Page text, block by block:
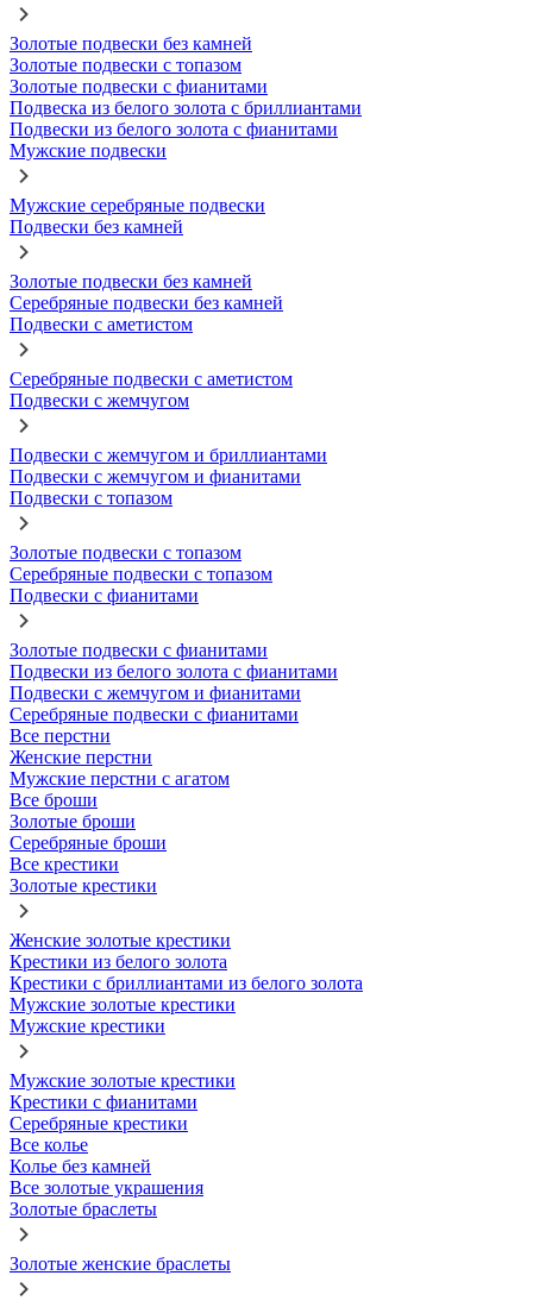
Золотые подвески без камней
Золотые подвески с топазом
Золотые подвески с фианитами
Подвеска из белого золота с бриллиантами
Подвески из белого золота с фианитами
Мужские подвески
Мужские серебряные подвески
Подвески без камней
Золотые подвески без камней
Серебряные подвески без камней
Подвески с аметистом
Серебряные подвески с аметистом
Подвески с жемчугом
Подвески с жемчугом и бриллиантами
Подвески с жемчугом и фианитами
Подвески с топазом
Золотые подвески с топазом
Серебряные подвески с топазом
Подвески с фианитами
Золотые подвески с фианитами
Подвески из белого золота с фианитами
Подвески с жемчугом и фианитами
Серебряные подвески с фианитами
Все перстни
Женские перстни
Мужские перстни с агатом
Все броши
Золотые броши
Серебряные броши
Все крестики
Золотые крестики
Женские золотые крестики
Крестики из белого золота
Крестики с бриллиантами из белого золота
Мужские золотые крестики
Мужские крестики
Мужские золотые крестики
Крестики с фианитами
Серебряные крестики
Все колье
Колье без камней
Все золотые украшения
Золотые браслеты
Золотые женские браслеты